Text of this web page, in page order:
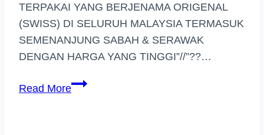
TERPAKAI YANG BERJENAMA ORIGENAL
(SWISS) DI SELURUH MALAYSIA TERMASUK
SEMENANJUNG SABAH & SERAWAK
DENGAN HARGA YANG TINGGI”//”??…
Read MoreBELI